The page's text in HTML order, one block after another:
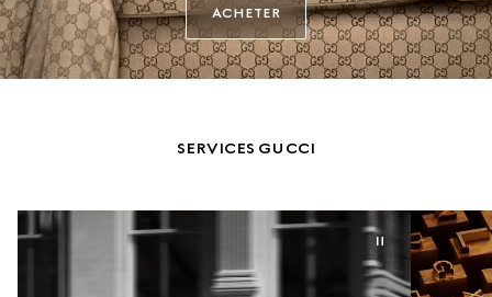
ACHETER
SERVICES GUCCI